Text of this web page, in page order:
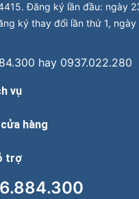
Đăng ký lần đầu: ngày
ký thay đổi lần thứ 1,
hay 0937.022.280
vụ
hàng
trợ